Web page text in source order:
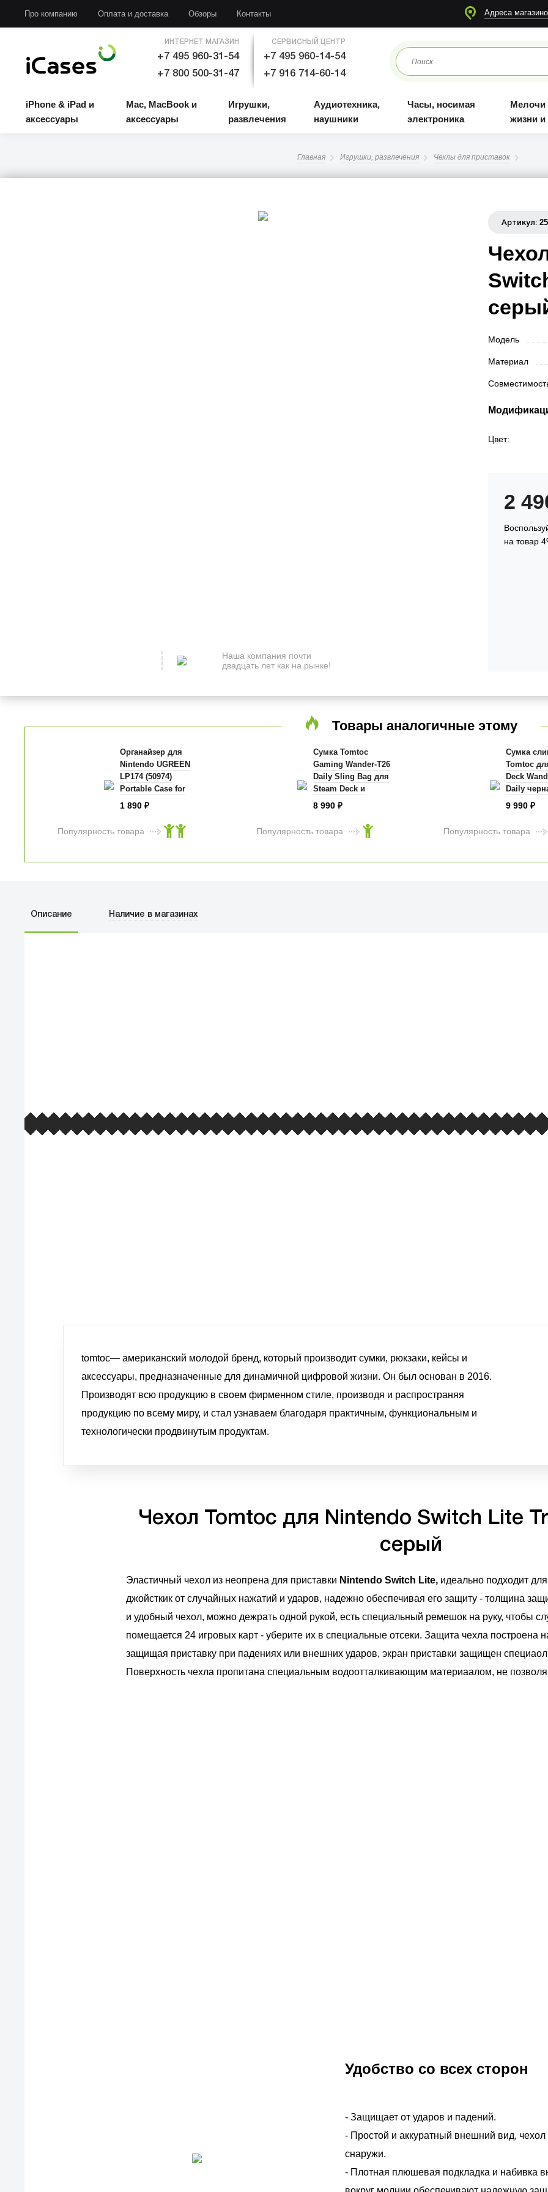
Про компанию Оплата и доставка Обзоры Контакты Адреса
ИНТЕРНЕТ МАГАЗИН
+7 495 960-31-54
+7 800 500-31-47
СЕРВИСНЫЙ ЦЕНТР
+7 495 960-14-54
+7 916 714-60-14
iPhone & iPad и
аксессуары
Mac, MacBook и
аксессуары
Игрушки,
развлечения
Аудиотехника,
наушники
Часы, носимая
электроника
Мелочи
жизни
Главная Игрушки, развлечения Чехлы для приставок
Артикул:
Модель
Материал
Цвет:
2
на товар
Наша компания почти
двадцать лет как на рынке!
Товары аналогичные этому
Органайзер для
Nintendo UGREEN
LP174 (50974)
Portable Case for
Nintendo Switch
1 890₽
Популярность товара
Сумка Tomtoc
Gaming Wander-T26
Daily Sling Bag для
Steam Deck и
аксессуаров
8 990 ₽
Популярность товара
Сумка
Tomtoc
Deck
Daily
9 990₽
Популярность товара
Описание Наличие в магазинах
tomtoc— американский молодой бренд, который производит сумки, рюкзаки, кейсы и
аксессуары, предназначенные для динамичной цифровой жизни. Он был основан в 2016.
Производят всю продукцию в своем фирменном стиле, производя и распространяя
продукцию по всему миру, и стал узнаваем благодаря практичным, функциональным и
технологически продвинутым продуктам.
Чехол Tomtoc для Nintendo Switch Lite
серый
Эластичный чехол из неопрена для приставки Nintendo Switch Lite, идеально подходит
джойсткик от случайных нажатий и ударов, надежно обеспечивая его защиту - толщина
и удобный чехол, можно дежрать одной рукой, есть специальный ремешок на руку, чтобы
помещается 24 игровых карт - уберите их в специальные отсеки. Защита чехла построена
защищая приставку при падениях или внешних ударов, экран приставки защищен
Поверхность чехла пропитана специальным водоотталкивающим материаалом, не
Удобство со всех сторон
- Защищает от ударов и падений.
- Простой и аккуратный внешний вид,
снаружи.
- Плотная плюшевая подкладка и набивка